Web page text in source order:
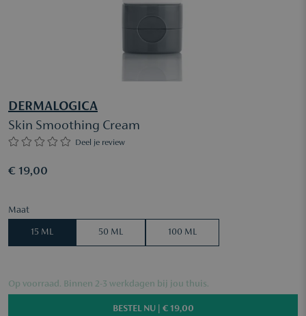
DERMALOGICA
Skin Smoothing Cream
Deel je review
€ 19,00
Maat
15 ML 50 ML 100 ML
Op voorraad. Binnen 2-3 werkdagen bij jou thuis.
BESTEL NU | € 19,00